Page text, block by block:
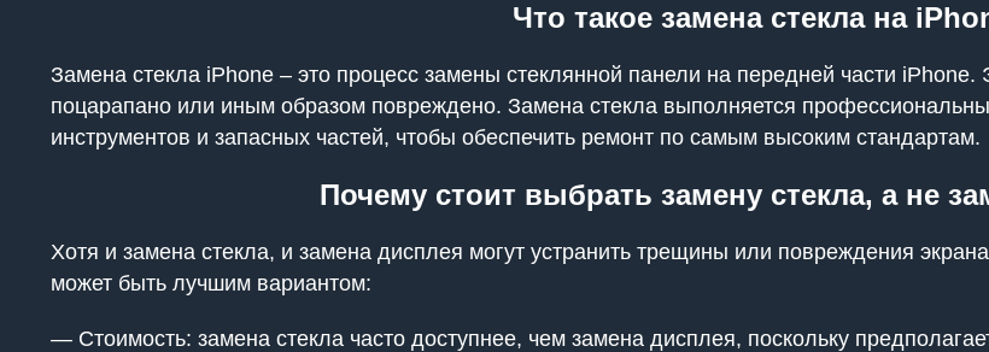
Что такое замена стекла на
Замена стекла iPhone – это процесс замены стеклянной панели на передней части iPhone.
поцарапано или иным образом повреждено. Замена стекла выполняется
инструментов и запасных частей, чтобы обеспечить ремонт по самым высоким стандартам.
Почему стоит выбрать замену стекла, а не
Хотя и замена стекла, и замена дисплея могут устранить трещины или повреждения
может быть лучшим вариантом:
— Стоимость: замена стекла часто доступнее, чем замена дисплея, поскольку